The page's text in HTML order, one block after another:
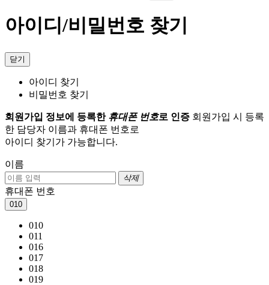
아이디/비밀번호 찾기
닫기
아이디 찾기
비밀번호 찾기
회원가입 정보에 등록한 휴대폰 번호로 인증 회원가입 시 등록
한 담당자 이름과 휴대폰 번호로
아이디 찾기가 가능합니다.
이름
삭제
휴대폰 번호
010
010
011
016
017
018
019